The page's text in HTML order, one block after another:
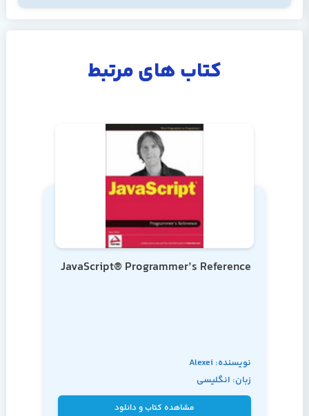
کتاب های مرتبط
JavaScript® Programmer’s Reference
نویسنده: Alexei
زبان: انگلیسی
مشاهده کتاب و دانلود